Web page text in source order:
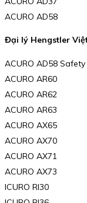
ACURO AD58
Đại lý Hengstler
ACURO AD58 Safety
ACURO AR60
ACURO AR62
ACURO AR63
ACURO AX65
ACURO AX70
ACURO AX71
ACURO AX73
ICURO RI30